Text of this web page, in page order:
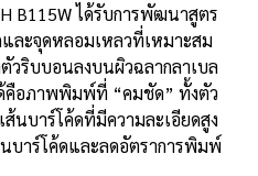
B115W ได้รับการพัฒนาสูตร
ะจุดหลอมเหลวที่เหมาะสม
วริบบอนลงบนผิวฉลากลาเบล
คือภาพพิมพ์ที่ “คมชัด” ทั้งตัว
นบาร์โค้ดที่มีความละเอียดสูง
บาร์โค้ดและลดอัตราการพิมพ์